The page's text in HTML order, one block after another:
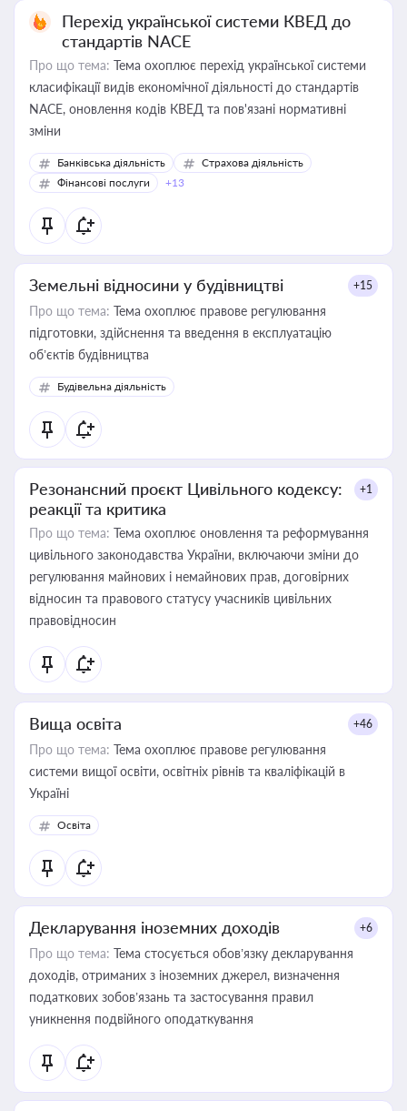
Перехід української системи КВЕД до
стандартів NACE
Про що тема: Тема охоплює перехід української системи
класифікації видів економічної діяльності до стандартів
NACE, оновлення кодів КВЕД та пов'язані нормативні
зміни
Банківська діяльність
Страхова діяльність
Фінансові послуги
+13
Земельні відносини у будівництві +15
Про що тема: Тема охоплює правове регулювання
підготовки, здійснення та введення в експлуатацію
об’єктів будівництва
Будівельна діяльність
Резонансний проєкт Цивільного кодексу:
реакції та критика
+1
Про що тема: Тема охоплює оновлення та реформування
цивільного законодавства України, включаючи зміни до
регулювання майнових і немайнових прав, договірних
відносин та правового статусу учасників цивільних
правовідносин
Вища освіта +46
Про що тема: Тема охоплює правове регулювання
системи вищої освіти, освітніх рівнів та кваліфікацій в
Україні
Освіта
Декларування іноземних доходів +6
Про що тема: Тема стосується обов’язку декларування
доходів, отриманих з іноземних джерел, визначення
податкових зобов’язань та застосування правил
уникнення подвійного оподаткування